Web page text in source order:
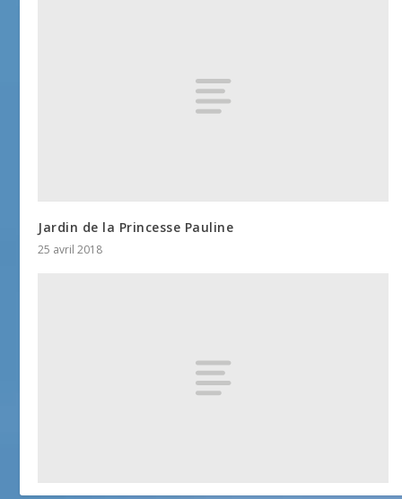
Jardin de la Princesse Pauline
25 avril 2018